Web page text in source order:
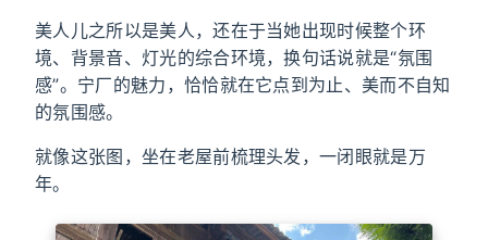
美人儿之所以是美人，还在于当她出现时候整个环
境、背景音、灯光的综合环境，换句话说就是“氛围
感”。宁厂的魅力，恰恰就在它点到为止、美而不自知
的氛围感。
就像这张图，坐在老屋前梳理头发，一闭眼就是万
年。